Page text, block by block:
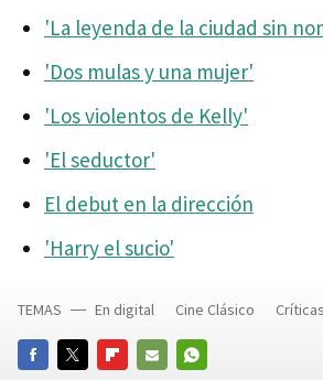
'La leyenda de la ciudad sin
'Dos mulas y una mujer'
'Los violentos de Kelly'
'El seductor'
El debut en la dirección
'Harry el sucio'
TEMAS En digital Cine Clásico Críticas